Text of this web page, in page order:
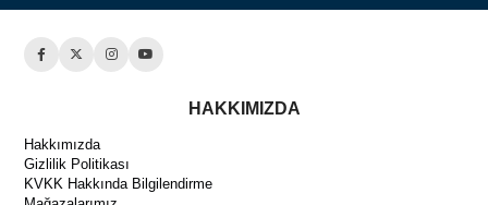
HAKKIMIZDA
Hakkımızda
Gizlilik Politikası
KVKK Hakkında Bilgilendirme